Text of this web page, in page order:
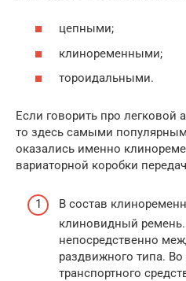
цепными;
клиноременными;
тороидальными.
Если говорить про легковой
то здесь самыми
оказались именно
вариаторной коробки
В состав
клиновидный ремень.
непосредственно
раздвижного типа.
транспортного